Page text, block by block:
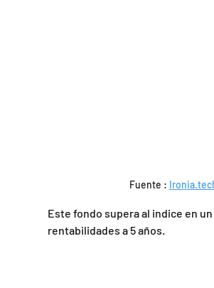
Fuente :
Este fondo supera al indice en un
rentabilidades a 5 años.